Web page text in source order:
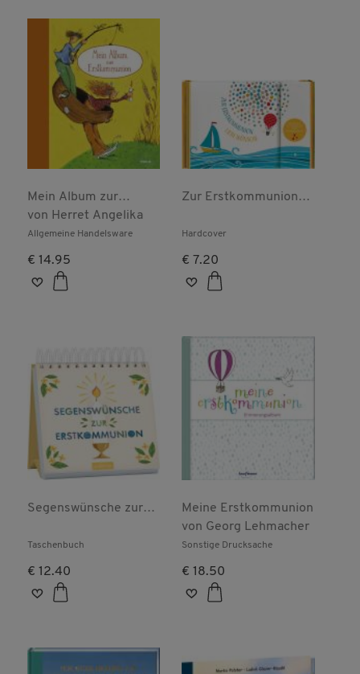
Mein Album zur
Erstkommunion
von Herret Angelika
Allgemeine Handelsware
€ 14.95
Zur Erstkommunion
Hardcover
€ 7.20
Segenswünsche zur
Taschenbuch
€ 12.40
Meine Erstkommunion
von Georg Lehmacher
Sonstige Drucksache
€ 18.50